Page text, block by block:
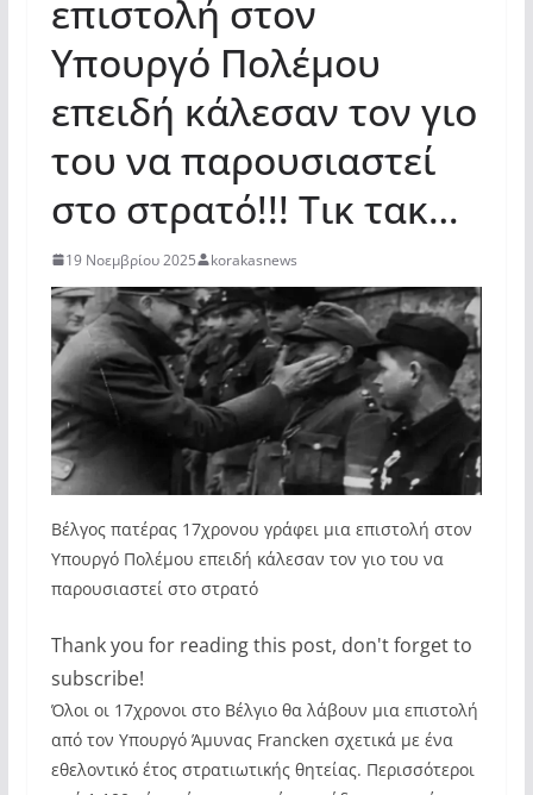
επιστολή στον
Υπουργό Πολέμου
επειδή κάλεσαν τον γιο
του να παρουσιαστεί
στο στρατό!!! Τικ τακ…
19 Νοεμβρίου 2025 korakasnews
Βέλγος πατέρας 17χρονου γράφει μια επιστολή στον
Υπουργό Πολέμου επειδή κάλεσαν τον γιο του να
παρουσιαστεί στο στρατό
Thank you for reading this post, don't forget to
subscribe!
Όλοι οι 17χρονοι στο Βέλγιο θα λάβουν μια επιστολή
από τον Υπουργό Άμυνας Francken σχετικά με ένα
εθελοντικό έτος στρατιωτικής θητείας. Περισσότεροι